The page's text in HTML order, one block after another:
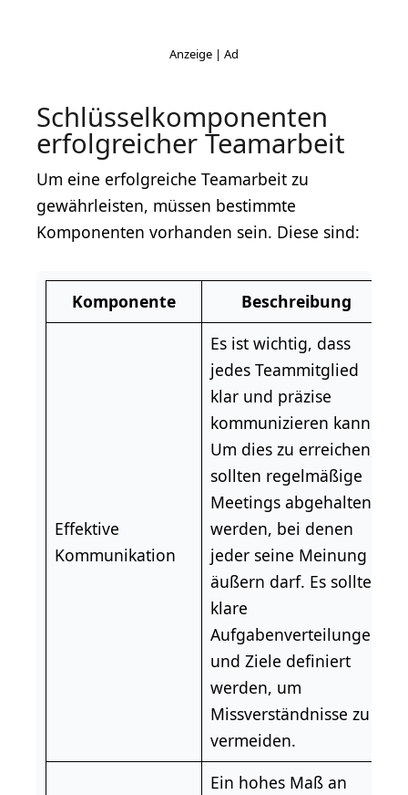
Schlüsselkomponenten
erfolgreicher Teamarbeit
Um eine erfolgreiche Teamarbeit zu
gewährleisten, müssen bestimmte
Komponenten vorhanden sein. Diese sind:
Komponente Beschreibung
Effektive
Kommunikation
Es ist wichtig, dass
jedes Teammitglied
klar und präzise
kommunizieren kann.
Um dies zu erreichen,
sollten regelmäßige
Meetings abgehalten
werden, bei denen
jeder seine Meinung
äußern darf. Es sollten
klare
Aufgabenverteilungen
und Ziele definiert
werden, um
Missverständnisse zu
vermeiden.
Ein hohes Maß an